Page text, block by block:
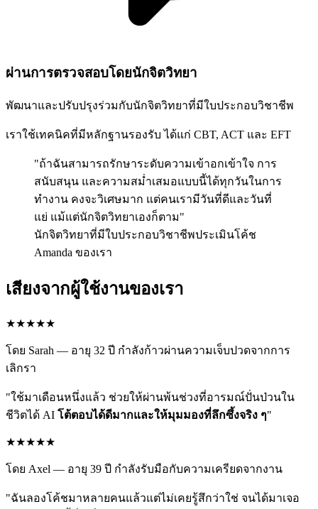
ผ่านการตรวจสอบโดยนักจิตวิทยา
พัฒนาและปรับปรุงร่วมกับนักจิตวิทยาที่มีใบประกอบวิชาชีพ
เราใช้เทคนิคที่มีหลักฐานรองรับ ได้แก่ CBT, ACT และ EFT
"ถ้าฉันสามารถรักษาระดับความเข้าอกเข้าใจ การ
สนับสนุน และความสม่ำเสมอแบบนี้ได้ทุกวันในการ
ทำงาน คงจะวิเศษมาก แต่คนเรามีวันที่ดีและวันที่
แย่ แม้แต่นักจิตวิทยาเองก็ตาม"
นักจิตวิทยาที่มีใบประกอบวิชาชีพประเมินโค้ช
Amanda ของเรา
เสียงจากผู้ใช้งานของเรา
★★★★★
โดย Sarah — อายุ 32 ปี กำลังก้าวผ่านความเจ็บปวดจากการ
เลิกรา
"ใช้มาเดือนหนึ่งแล้ว ช่วยให้ผ่านพ้นช่วงที่อารมณ์ปั่นป่วนใน
ชีวิตได้ AI โต้ตอบได้ดีมากและให้มุมมองที่ลึกซึ้งจริง ๆ"
★★★★★
โดย Axel — อายุ 39 ปี กำลังรับมือกับความเครียดจากงาน
"ฉันลองโค้ชมาหลายคนแล้วแต่ไม่เคยรู้สึกว่าใช่ จนได้มาเจอ